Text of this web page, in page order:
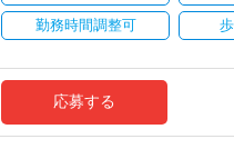
【実務型研修・教育制度充実！学
その中で生き残るためにできるこ
くこと。
当社では、全員がお客様のことを
社員の持つ「やる・やりたい」と
なキャリアアップが可能です！
会計事務所経験者の方には幅広い
も挑戦できます！これまでの経験
勤務時間調整可
応募する